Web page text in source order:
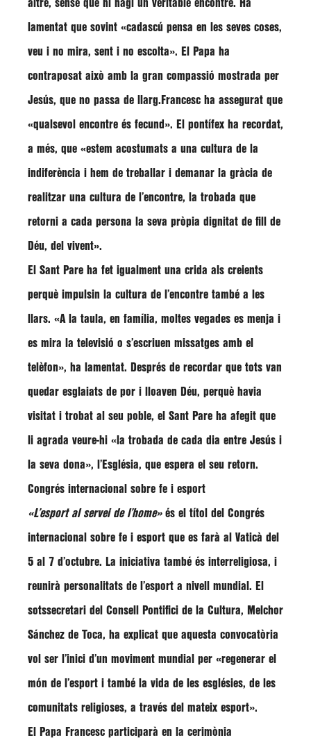
altre, sense que hi hagi un veritable encontre. Ha
lamentat que sovint «cadascú pensa en les seves coses,
veu i no mira, sent i no escolta». El Papa ha
contraposat això amb la gran compassió mostrada per
Jesús, que no passa de llarg.Francesc ha assegurat que
«qualsevol encontre és fecund». El pontífex ha recordat,
a més, que «estem acostumats a una cultura de la
indiferència i hem de treballar i demanar la gràcia de
realitzar una cultura de l’encontre, la trobada que
retorni a cada persona la seva pròpia dignitat de fill de
Déu, del vivent».
El Sant Pare ha fet igualment una crida als creients
perquè impulsin la cultura de l’encontre també a les
llars. «A la taula, en família, moltes vegades es menja i
es mira la televisió o s’escriuen missatges amb el
telèfon», ha lamentat. Després de recordar que tots van
quedar esglaiats de por i lloaven Déu, perquè havia
visitat i trobat al seu poble, el Sant Pare ha afegit que
li agrada veure-hi «la trobada de cada dia entre Jesús i
la seva dona», l’Església, que espera el seu retorn.
Congrés internacional sobre fe i esport
«L’esport al servei de l’home»és el títol del Congrés
internacional sobre fe i esport que es farà al Vaticà del
5 al 7 d’octubre. La iniciativa també és interreligiosa, i
reunirà personalitats de l’esport a nivell mundial. El
sotssecretari del Consell Pontifici de la Cultura, Melchor
Sánchez de Toca, ha explicat que aquesta convocatòria
vol ser l’inici d’un moviment mundial per «regenerar el
món de l’esport i també la vida de les esglésies, de les
comunitats religioses, a través del mateix esport».
El Papa Francesc participarà en la cerimònia